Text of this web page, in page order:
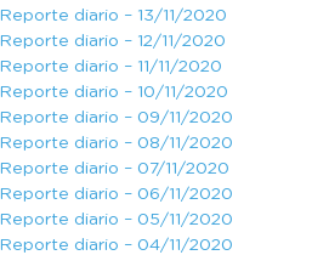
Reporte diario – 13/11/2020
Reporte diario – 12/11/2020
Reporte diario – 11/11/2020
Reporte diario – 10/11/2020
Reporte diario – 09/11/2020
Reporte diario – 08/11/2020
Reporte diario – 07/11/2020
Reporte diario – 06/11/2020
Reporte diario – 05/11/2020
Reporte diario – 04/11/2020